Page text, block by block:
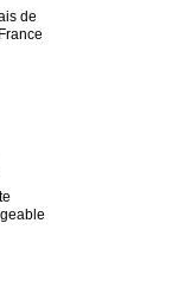
de